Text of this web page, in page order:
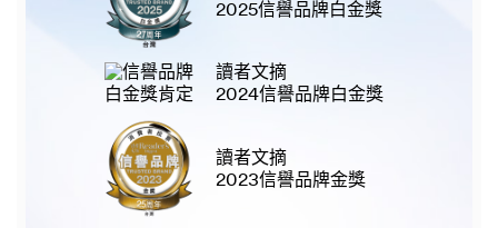
2025信譽品牌白金獎
讀者文摘
2024信譽品牌白金獎
讀者文摘
2023信譽品牌金獎